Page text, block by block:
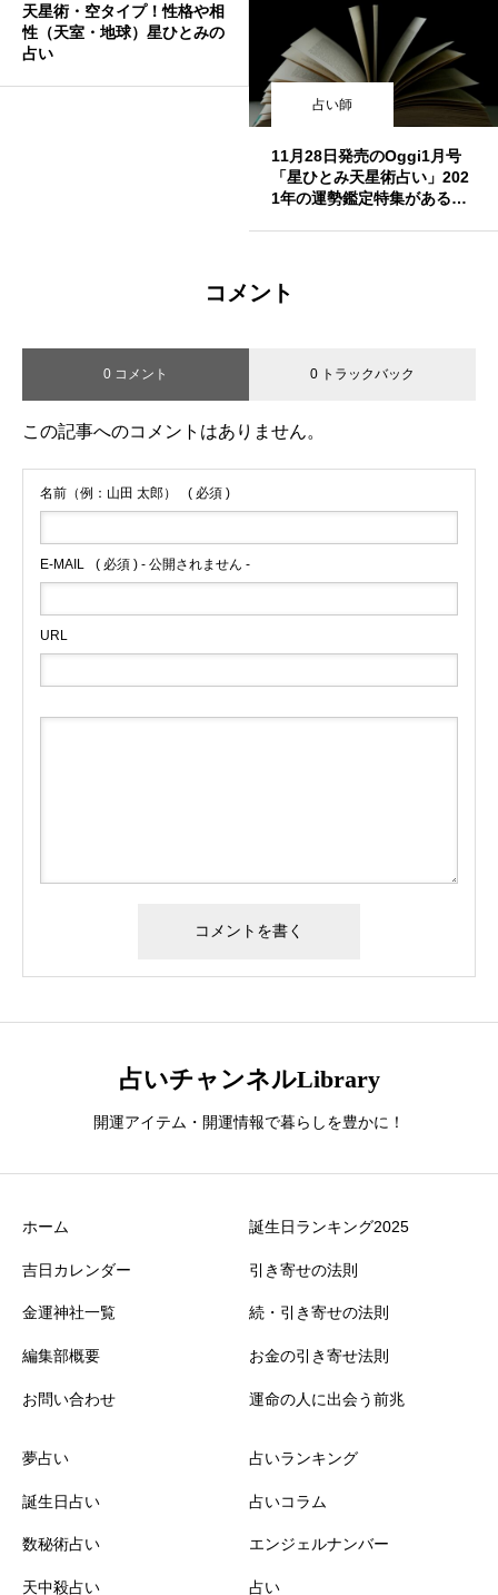
天星術・空タイプ！性格や相
性（天室・地球）星ひとみの
占い
占い師
11月28日発売のOggi1月号
「星ひとみ天星術占い」202
1年の運勢鑑定特集があるそ
コメント
0 コメント 0 トラックバック
この記事へのコメントはありません。
名前（例：山田 太郎） ( 必須 )
E-MAIL ( 必須 ) - 公開されません -
URL
占いチャンネルLibrary
開運アイテム・開運情報で暮らしを豊かに！
ホーム
吉日カレンダー
金運神社一覧
編集部概要
お問い合わせ
誕生日ランキング2025
引き寄せの法則
続・引き寄せの法則
お金の引き寄せ法則
運命の人に出会う前兆
夢占い
誕生日占い
数秘術占い
天中殺占い
占いランキング
占いコラム
エンジェルナンバー
占い